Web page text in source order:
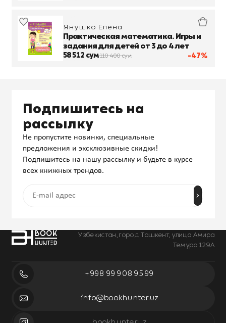
-47%
Янушко Елена
Практическая математика. Игры и
задания для детей от 3 до 4 лет
58 512 сум110 400 сум
Узбекистан, город Ташкент, улица Амира
Темура 129А
+998 99 908 95 99
info@bookhunter.uz
Подпишитесь на
рассылку
Не пропустите новинки, специальные
предложения и эксклюзивные скидки!
Подпишитесь на нашу рассылку и будьте в курсе
всех книжных трендов.